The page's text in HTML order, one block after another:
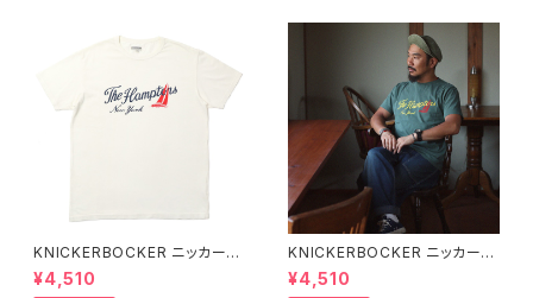
KNICKERBOCKER ニッカーボ
ッカー MILK ハンプトン Tシャ
ツ
¥4,510
KNICKERBOCKER ニッカーボ
ッカー GREEN ハンプトン Tシ
ャツ
¥4,510